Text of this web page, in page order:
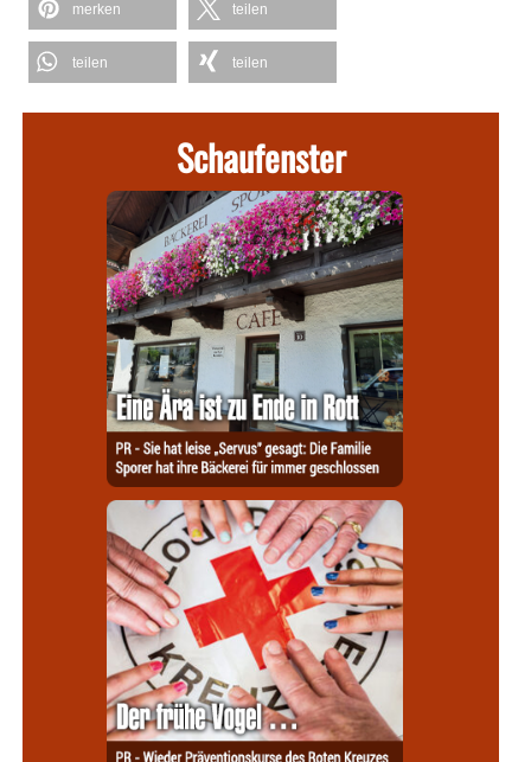
merken teilen
teilen teilen
Schaufenster